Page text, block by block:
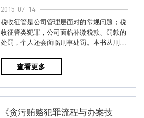
2015-07-14
税收征管是公司管理层面对的常规问题；税
收征管类犯罪，公司面临补缴税款、罚款的
处罚，个人还会面临刑事处罚。本书从刑事
查看更多
《贪污贿赂犯罪流程与办案技